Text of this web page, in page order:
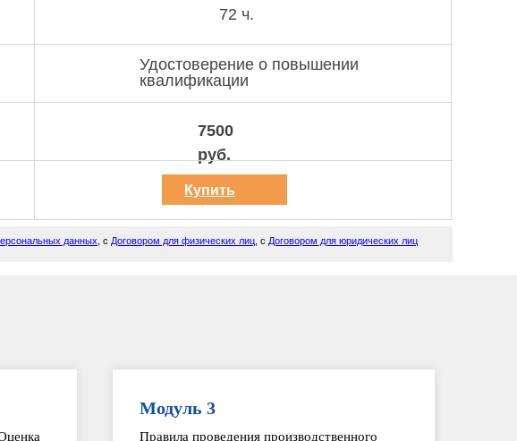
Удостоверение о повышении
квалификации
72 ч.
7500
руб.
Купить
данных , с Договором для физических лиц , с Договором для юридических лиц
Модуль 3
Правила проведения производственного